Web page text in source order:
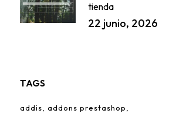
tienda
22 junio, 2026
TAGS
addis
addons prestashop